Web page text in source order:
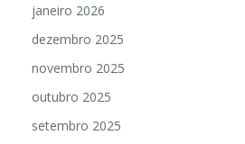
janeiro 2026
dezembro 2025
novembro 2025
outubro 2025
setembro 2025